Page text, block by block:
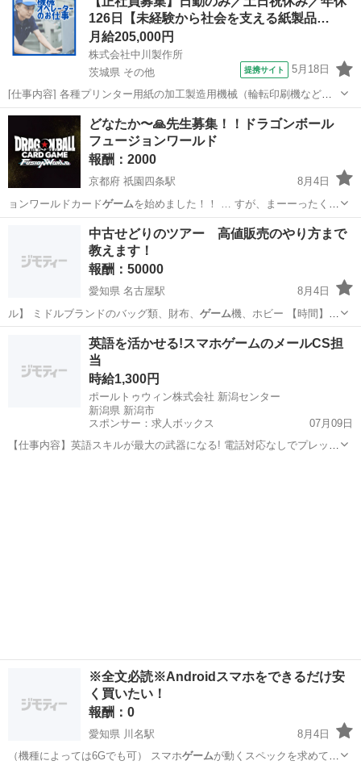
126日【未経験から社会を支える紙製品…
月給205,000円
株式会社中川製作所
茨城県 その他
提携サイト 5月18日
[仕事内容] 各種プリンター用紙の加工製造用機械（輪転印刷機など）
の 操作をお任せします。 ＜具体的には…＞ ・印刷機械やスリッター
機の操作、製品の製造 ・製品に応じた機械の設定・調整 （裁断・型
抜き・ミシン目・穴開け加...
茨城 その他 工場
どなたか〜🙏先生募集！！ドラゴンボール
フュージョンワールド
報酬：2000
京都府 祇園四条駅
8月4日
ョンワールドカードゲームを始めました！！ … すが、まーーったく ゲ
ームの流れや細かいルー…
祇園四条駅
中古せどりのツアー 高値販売のやり方まで
教えます！
報酬：50000
愛知県 名古屋駅
8月4日
ル】 ミドルブランドのバッグ類、財布、 ゲーム機、ホビー 【時間】
11時〜1… 名古屋市 名古屋駅
英語を活かせる!スマホゲームのメールCS担
当
時給1,300円
ポールトゥウィン株式会社 新潟センター
新潟県 新潟市
スポンサー：求人ボックス
07月09日
【仕事内容】英語スキルが最大の武器になる! 電話対応なしでプレッシ
※全文必読※Androidスマホをできるだけ安
く買いたい！
報酬：0
愛知県 川名駅
8月4日
（機種によっては6Gでも可） スマホゲームが動くスペックを求めてい